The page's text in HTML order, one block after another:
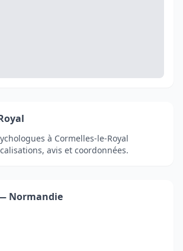
à Cormelles-le-Royal
avis et coordonnées.
Normandie